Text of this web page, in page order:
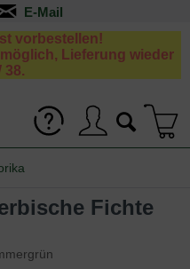
vorbestellen!
Lieferung wieder
38.
Fichte